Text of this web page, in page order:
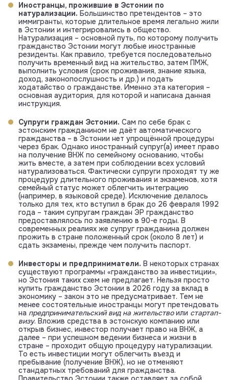
Иностранцы, прожившие в Эстонии по
натурализации. Большинство претендентов – это
иммигранты, которые длительное время легально жили
в Эстонии и интегрировались в общество.
Натурализация – основной путь, по которому получить
гражданство Эстонии могут любые иностранные
резиденты. Как правило, требуется последовательно
получить временный вид на жительство, затем ПМЖ,
выполнить условия (срок проживания, знание языка,
доход, законопослушность и др.) и подать
ходатайство о гражданстве. Именно эта категория –
основная аудитория, для которой и написана данная
инструкция.
Супруги граждан Эстонии. Сам по себе брак с
эстонским гражданином не даёт автоматического
гражданства – в Эстонии нет упрощённой процедуры
через брак. Однако иностранный супруг(а) имеет право
на получение ВНЖ по семейному основанию, чтобы
жить вместе, а затем при соблюдении всех условий
натурализоваться. Фактически супруги проходят ту же
процедуру длительного проживания и экзаменов, хотя
семейный статус может облегчить интеграцию
(например, в языковой среде). Исключение делалось
только для тех, кто вступил в брак до 26 февраля 1992
года – таким супругам граждан ЭР гражданство
предоставлялось по заявлению в 90-е годы. В
современных реалиях же супруг гражданина должен
прожить в стране положенный срок (около 8 лет) и
сдать экзамены, прежде чем получить паспорт.
Инвесторы и предприниматели. В некоторых странах
существуют программы «гражданство за инвестиции»,
но Эстония таких схем не предлагает. Нельзя просто
купить гражданство Эстонии в 2026 году за вклад в
экономику – закон это не предусматривает. Тем не
менее состоятельные иностранцы могут претендовать
на предпринимательский вид на жительствоили стартап-
визу. Вложив средства в эстонскую компанию или
открыв бизнес, инвестор получает право на ВНЖ, а
далее – при успешном ведении бизнеса и жизни в
стране – проходит общую процедуру натурализации.
То есть инвестиции могут облегчить въезд и
пребывание (получение ВНЖ), но не отменяют
стандартных требований для гражданства.